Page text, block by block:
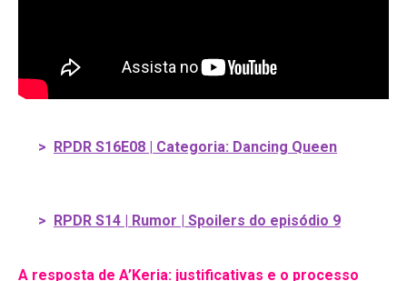
> RPDR S16E08 | Categoria: Dancing Queen
> RPDR S14 | Rumor | Spoilers do episódio 9
A resposta de A’Keria: justificativas e o processo